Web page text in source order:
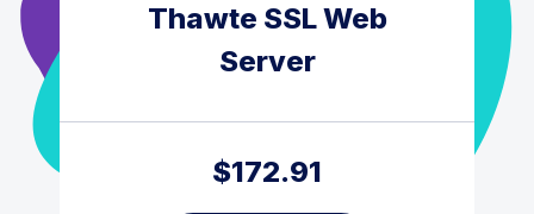
Thawte SSL Web
Server
$172.91